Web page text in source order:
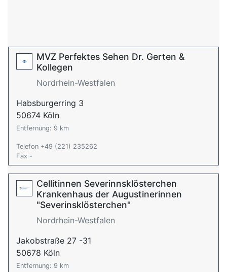
MVZ Perfektes Sehen Dr. Gerten &
Kollegen
Nordrhein-Westfalen
Habsburgerring 3
50674 Köln
Entfernung: 9 km
Telefon +49 (221) 235262
Fax -
Cellitinnen Severinnsklösterchen
Krankenhaus der Augustinerinnen
"Severinsklösterchen"
Nordrhein-Westfalen
Jakobstraße 27 -31
50678 Köln
Entfernung: 9 km